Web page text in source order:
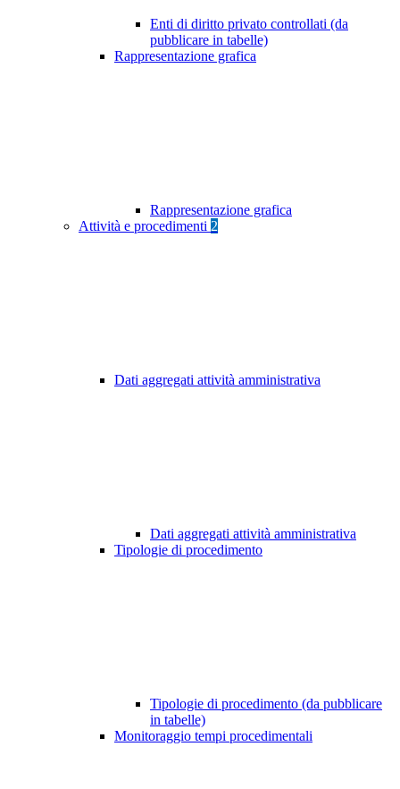
Enti di diritto privato controllati (da
pubblicare in tabelle)
Rappresentazione grafica
Rappresentazione grafica
Attività e procedimenti 2
Dati aggregati attività amministrativa
Dati aggregati attività amministrativa
Tipologie di procedimento
Tipologie di procedimento (da pubblicare
in tabelle)
Monitoraggio tempi procedimentali